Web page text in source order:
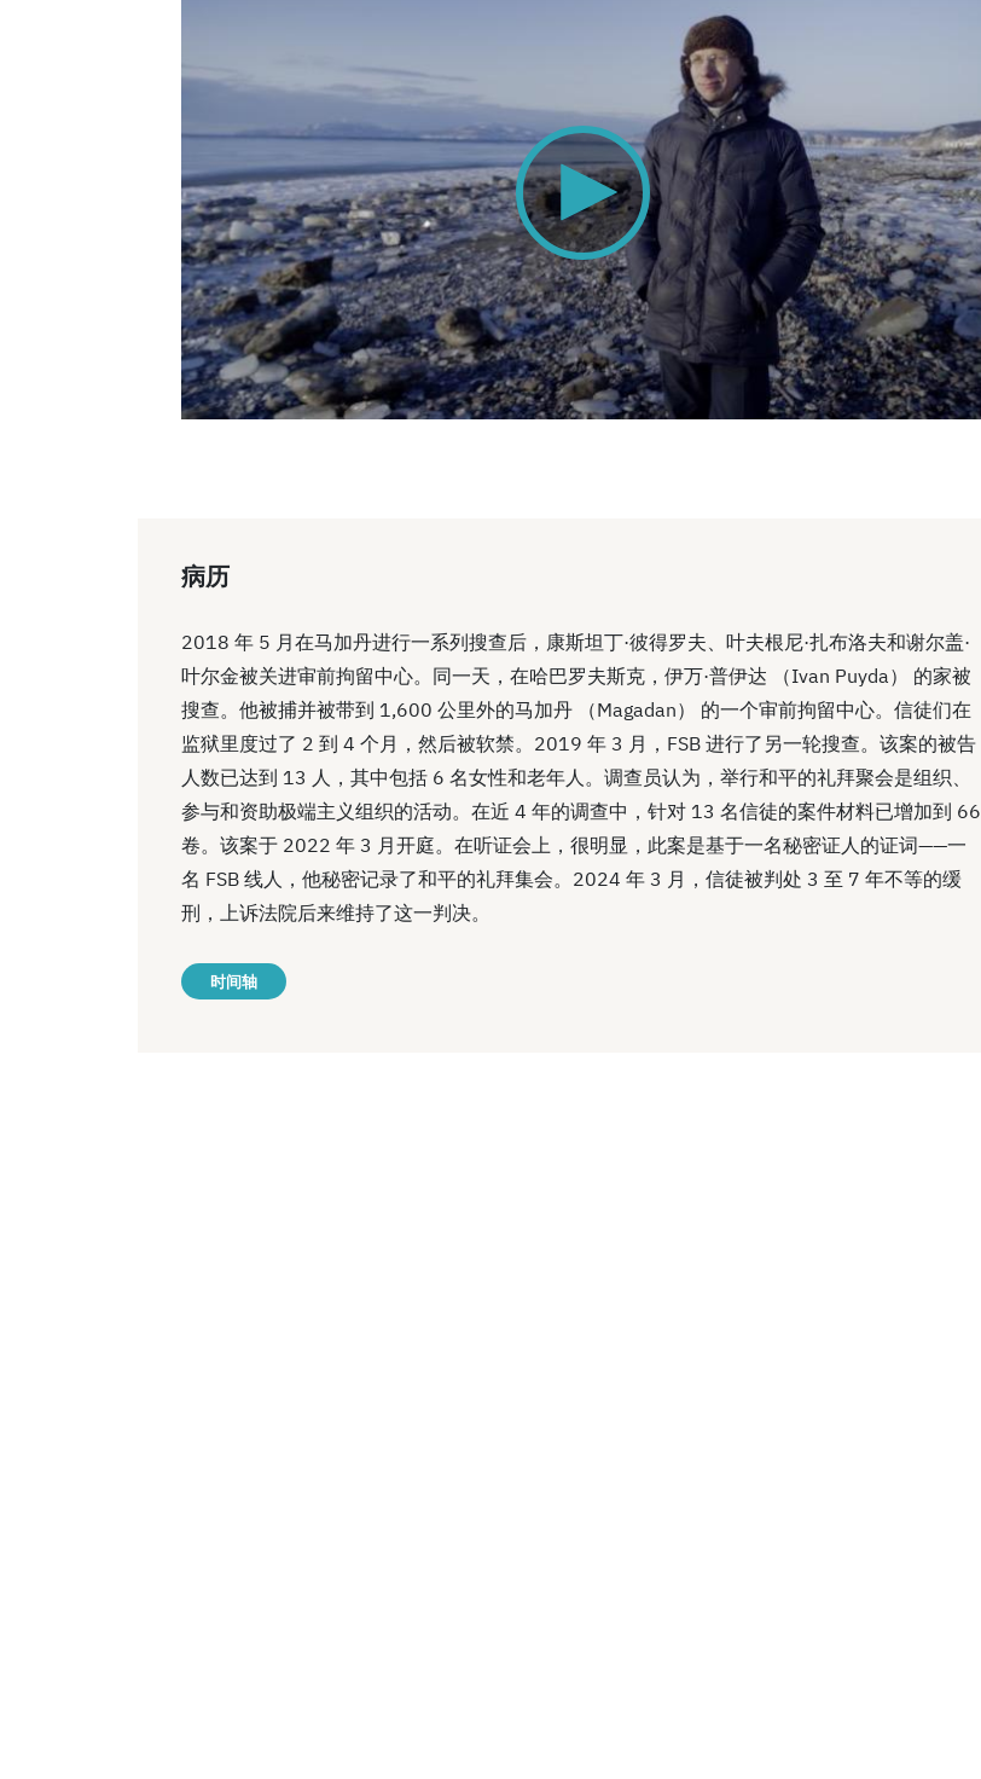
病历
2018 年 5 月在马加丹进行一系列搜查后，康斯坦丁·彼得罗夫、叶夫根尼·扎布洛夫和谢尔盖·
叶尔金被关进审前拘留中心。同一天，在哈巴罗夫斯克，伊万·普伊达 （Ivan Puyda） 的家被
搜查。他被捕并被带到 1,600 公里外的马加丹 （Magadan） 的一个审前拘留中心。信徒们在
监狱里度过了 2 到 4 个月，然后被软禁。2019 年 3 月，FSB 进行了另一轮搜查。该案的被告
人数已达到 13 人，其中包括 6 名女性和老年人。调查员认为，举行和平的礼拜聚会是组织、
参与和资助极端主义组织的活动。在近 4 年的调查中，针对 13 名信徒的案件材料已增加到 66
卷。该案于 2022 年 3 月开庭。在听证会上，很明显，此案是基于一名秘密证人的证词——一
名 FSB 线人，他秘密记录了和平的礼拜集会。2024 年 3 月，信徒被判处 3 至 7 年不等的缓
刑，上诉法院后来维持了这一判决。
时间轴